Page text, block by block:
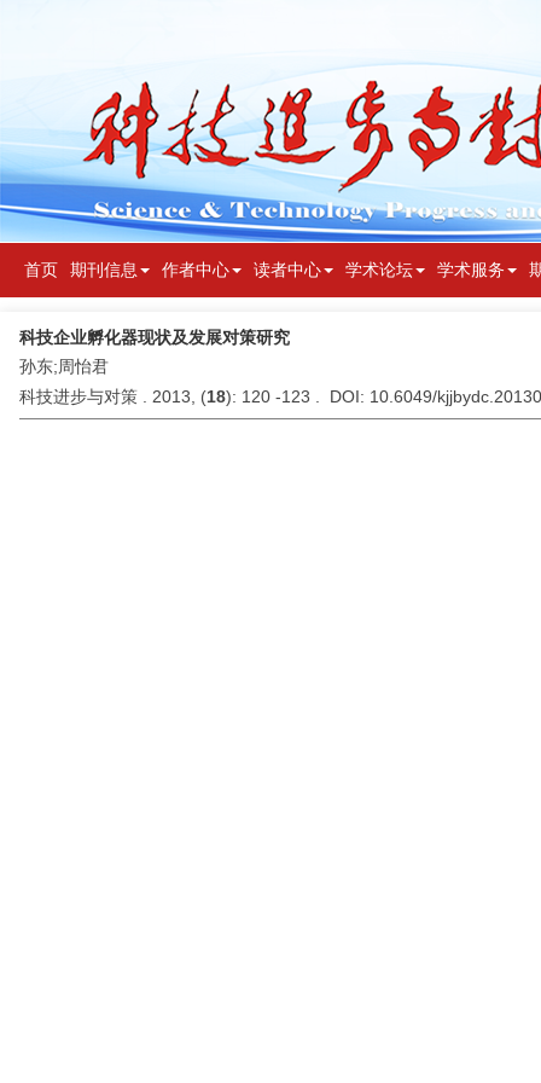
首页 期刊信息 作者中心 读者中心 学术论坛 学术服务
科技企业孵化器现状及发展对策研究
孙东;周怡君
科技进步与对策 . 2013, (18): 120 -123 . DOI: 10.6049/